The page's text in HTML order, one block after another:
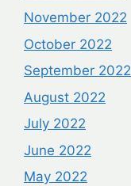
November 2022
October 2022
September 2022
August 2022
July 2022
June 2022
May 2022